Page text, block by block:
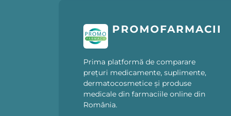
PROMOFARMACII
Prima platformă de comparare
prețuri medicamente, suplimente,
dermatocosmetice și produse
medicale din farmaciile online din
România.